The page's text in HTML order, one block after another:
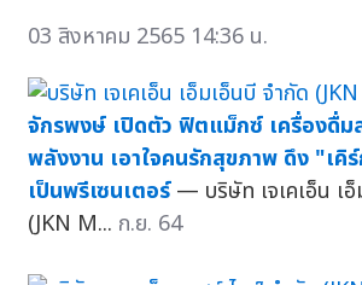
03 สิงหาคม 2565 14:36 น.
จักรพงษ์ เปิดตัว ฟิตแม็กซ์ เครื่องดื่ม
พลังงาน เอาใจคนรักสุขภาพ ดึง "เ
เป็นพรีเซนเตอร์ — บริษัท เจเคเอ็น เ
(JKN M... ก.ย. 64